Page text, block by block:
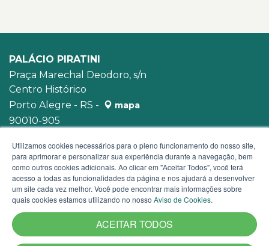
PALÁCIO PIRATINI
Praça Marechal Deodoro, s/n
Centro Histórico
Porto Alegre - RS -
mapa
90010-905
Utilizamos cookies necessários para o pleno funcionamento do nosso site,
para aprimorar e personalizar sua experiência durante a navegação, bem
como outros cookies adicionais. Ao clicar em "Aceitar Todos", você terá
acesso a todas as funcionalidades da página e nos ajudará a desenvolver
um site cada vez melhor. Você pode encontrar mais informações sobre
quais cookies estamos utilizando no nosso Aviso de Cookies.
ACEITAR TODOS